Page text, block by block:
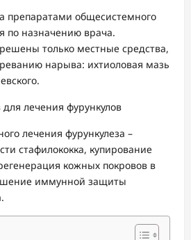
препаратами общесистемного
по назначению врача.
только местные средства,
нарыва: ихтиоловая мазь
лечения фурункулеза –
стафилококка, купирование
кожных покровов в
иммунной защиты